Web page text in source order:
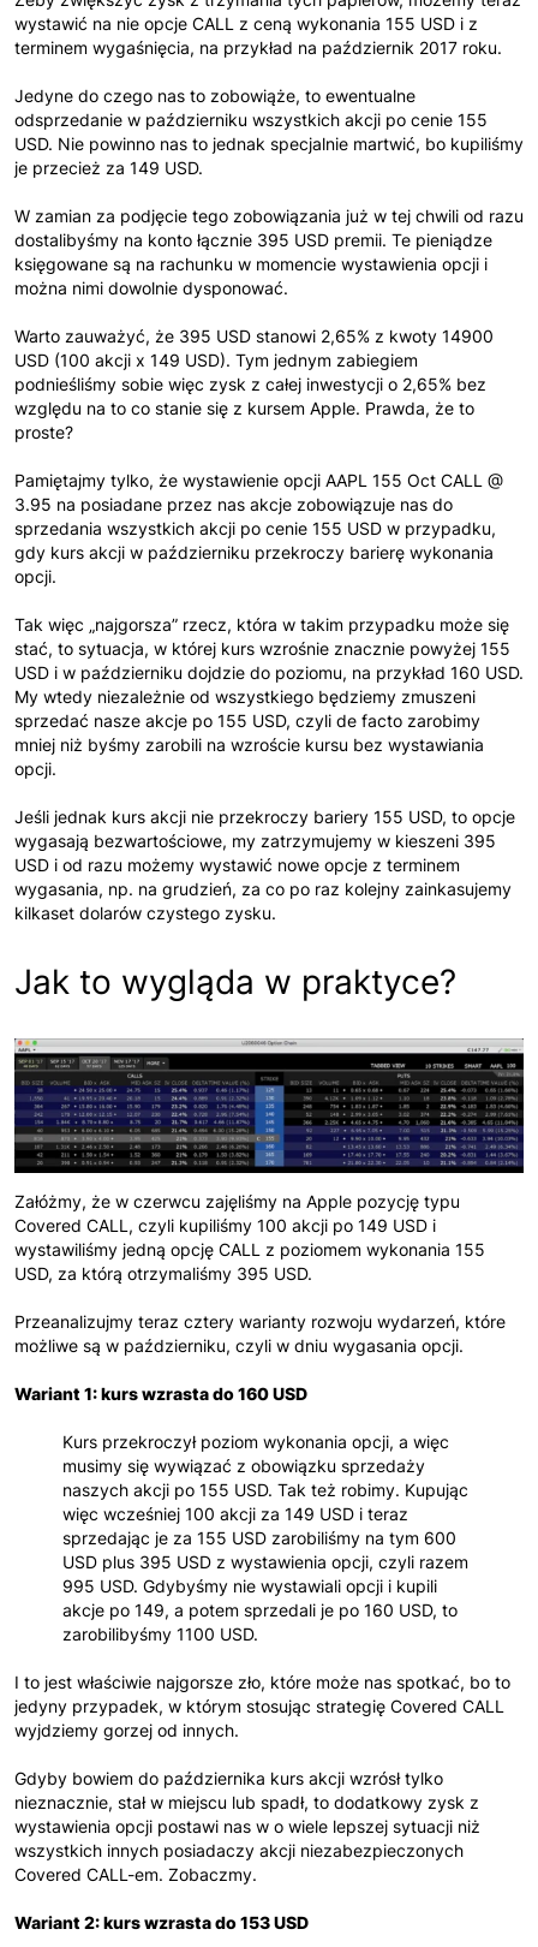
wystawić na nie opcje CALL z ceną wykonania 155 USD i z
terminem wygaśnięcia, na przykład na październik 2017 roku.
Jedyne do czego nas to zobowiąże, to ewentualne
odsprzedanie w październiku wszystkich akcji po cenie 155
USD. Nie powinno nas to jednak specjalnie martwić, bo kupiliśmy
je przecież za 149 USD.
W zamian za podjęcie tego zobowiązania już w tej chwili od razu
dostalibyśmy na konto łącznie 395 USD premii. Te pieniądze
księgowane są na rachunku w momencie wystawienia opcji i
można nimi dowolnie dysponować.
Warto zauważyć, że 395 USD stanowi 2,65% z kwoty 14900
USD (100 akcji x 149 USD). Tym jednym zabiegiem
podnieśliśmy sobie więc zysk z całej inwestycji o 2,65% bez
względu na to co stanie się z kursem Apple. Prawda, że to
proste?
Pamiętajmy tylko, że wystawienie opcji AAPL 155 Oct CALL @
3.95 na posiadane przez nas akcje zobowiązuje nas do
sprzedania wszystkich akcji po cenie 155 USD w przypadku,
gdy kurs akcji w październiku przekroczy barierę wykonania
opcji.
Tak więc „najgorsza” rzecz, która w takim przypadku może się
stać, to sytuacja, w której kurs wzrośnie znacznie powyżej 155
USD i w październiku dojdzie do poziomu, na przykład 160 USD.
My wtedy niezależnie od wszystkiego będziemy zmuszeni
sprzedać nasze akcje po 155 USD, czyli de facto zarobimy
mniej niż byśmy zarobili na wzroście kursu bez wystawiania
opcji.
Jeśli jednak kurs akcji nie przekroczy bariery 155 USD, to opcje
wygasają bezwartościowe, my zatrzymujemy w kieszeni 395
USD i od razu możemy wystawić nowe opcje z terminem
wygasania, np. na grudzień, za co po raz kolejny zainkasujemy
kilkaset dolarów czystego zysku.
Jak to wygląda w praktyce?
Załóżmy, że w czerwcu zajęliśmy na Apple pozycję typu
Covered CALL, czyli kupiliśmy 100 akcji po 149 USD i
wystawiliśmy jedną opcję CALL z poziomem wykonania 155
USD, za którą otrzymaliśmy 395 USD.
Przeanalizujmy teraz cztery warianty rozwoju wydarzeń, które
możliwe są w październiku, czyli w dniu wygasania opcji.
Wariant 1: kurs wzrasta do 160 USD
Kurs przekroczył poziom wykonania opcji, a więc
musimy się wywiązać z obowiązku sprzedaży
naszych akcji po 155 USD. Tak też robimy. Kupując
więc wcześniej 100 akcji za 149 USD i teraz
sprzedając je za 155 USD zarobiliśmy na tym 600
USD plus 395 USD z wystawienia opcji, czyli razem
995 USD. Gdybyśmy nie wystawiali opcji i kupili
akcje po 149, a potem sprzedali je po 160 USD, to
zarobilibyśmy 1100 USD.
I to jest właściwie najgorsze zło, które może nas spotkać, bo to
jedyny przypadek, w którym stosując strategię Covered CALL
wyjdziemy gorzej od innych.
Gdyby bowiem do października kurs akcji wzrósł tylko
nieznacznie, stał w miejscu lub spadł, to dodatkowy zysk z
wystawienia opcji postawi nas w o wiele lepszej sytuacji niż
wszystkich innych posiadaczy akcji niezabezpieczonych
Covered CALL-em. Zobaczmy.
Wariant 2: kurs wzrasta do 153 USD